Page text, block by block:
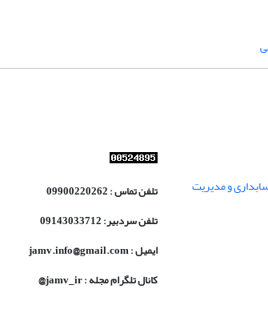
و مدیریت
تلفن تماس : 09900220262
تلفن سردبیر: 09143033712
ایمیل : jamv.info@gmail.com
کانال تلگرام مجله : jamv_ir@